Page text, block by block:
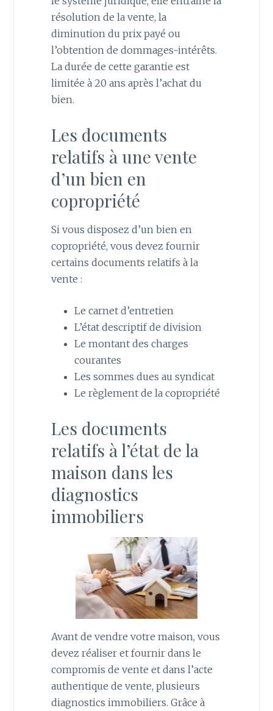
résolution de la vente, la
diminution du prix payé ou
l’obtention de dommages-intérêts.
La durée de cette garantie est
limitée à 20 ans après l’achat du
bien.
Les documents
relatifs à une vente
d’un bien en
copropriété
Si vous disposez d’un bien en
copropriété, vous devez fournir
certains documents relatifs à la
vente :
Le carnet d’entretien
L’état descriptif de division
Le montant des charges
courantes
Les sommes dues au syndicat
Le règlement de la copropriété
Les documents
relatifs à l’état de la
maison dans les
diagnostics
immobiliers
Avant de vendre votre maison, vous
devez réaliser et fournir dans le
compromis de vente et dans l’acte
authentique de vente, plusieurs
diagnostics immobiliers. Grâce à